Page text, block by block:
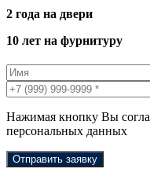
2 года на двери
10 лет на фурнитуру
Нажимая кнопку Вы
персональных данных
Отправить заявку